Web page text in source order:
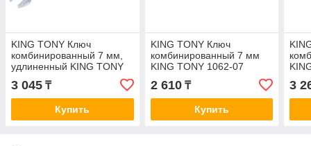
KING TONY Ключ
комбинированный 7 мм,
удлиненный KING TONY
3 045 ₸
Купить
KING TONY Ключ
комбинированный 7 мм
KING TONY 1062-07
2 610₸
Купить
3